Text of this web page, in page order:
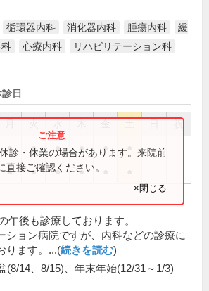
循環器内科 消化器内科 腫瘍内科
緩
心療内科
リハビリテーション科
日
祝
● ● ● ● ●
● ● ● ●
診・休業の場合があります。来院前
直接ご確認ください。
×閉じる
午後も診療しております。
ション病院ですが、内科などの診療に
ります。...(続きを読む)
(8/14、8/15)、年末年始(12/31～1/3)